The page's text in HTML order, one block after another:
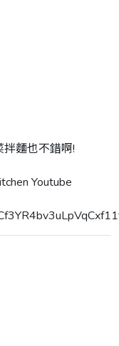
麵也不錯啊!
Youtube